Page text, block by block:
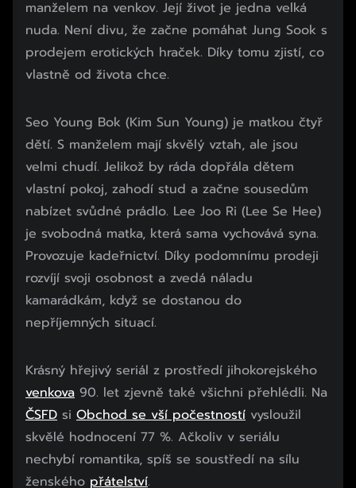
manželem na venkov. Její život je jedna velká
nuda. Není divu, že začne pomáhat Jung Sook s
prodejem erotických hraček. Díky tomu zjistí, co
vlastně od života chce.
Seo Young Bok (Kim Sun Young) je matkou čtyř
dětí. S manželem mají skvělý vztah, ale jsou
velmi chudí. Jelikož by ráda dopřála dětem
vlastní pokoj, zahodí stud a začne sousedům
nabízet svůdné prádlo. Lee Joo Ri (Lee Se Hee)
je svobodná matka, která sama vychovává syna.
Provozuje kadeřnictví. Díky podomnímu prodeji
rozvíjí svoji osobnost a zvedá náladu
kamarádkám, když se dostanou do
nepříjemných situací.
Krásný hřejivý seriál z prostředí jihokorejského
venkova 90. let zjevně také všichni přehlédli. Na
ČSFD si Obchod se vší počestností vysloužil
skvělé hodnocení 77 %. Ačkoliv v seriálu
nechybí romantika, spíš se soustředí na sílu
ženského přátelství.